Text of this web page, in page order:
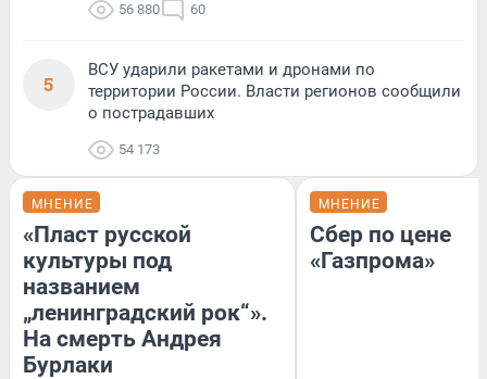
56 880 60
5
ВСУ ударили ракетами и дронами по
территории России. Власти регионов сообщили
о пострадавших
54 173
МНЕНИЕ
«Пласт русской
культуры под
названием
„ленинградский рок“».
На смерть Андрея
Бурлаки
МНЕНИЕ
Сбер по цене
«Газпрома»